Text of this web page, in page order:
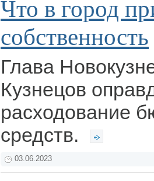
Что в город
собственность
Глава
Кузнецов
расходование
средств.
03.06.2023